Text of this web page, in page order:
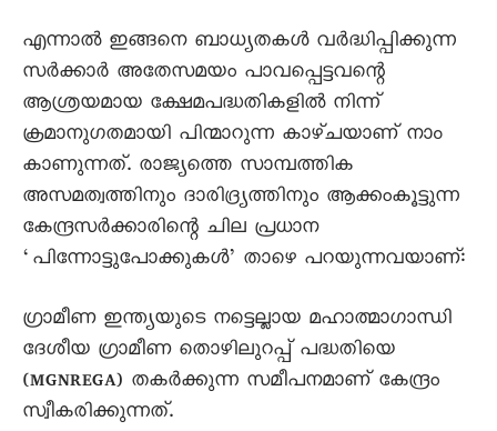
എന്നാൽ ഇങ്ങനെ ബാധ്യതകൾ വർദ്ധിപ്പിക്കുന്ന
സർക്കാർ അതേസമയം പാവപ്പെട്ടവന്റെ
ആശ്രയമായ ക്ഷേമപദ്ധതികളിൽ നിന്ന്
ക്രമാനുഗതമായി പിന്മാറുന്ന കാഴ്ചയാണ് നാം
കാണുന്നത്. രാജ്യത്തെ സാമ്പത്തിക
അസമത്വത്തിനും ദാരിദ്ര്യത്തിനും ആക്കംകൂട്ടുന്ന
കേന്ദ്രസർക്കാരിന്റെ ചില പ്രധാന
‘പിന്നോട്ടുപോക്കുകൾ’ താഴെ പറയുന്നവയാണ്:
ഗ്രാമീണ ഇന്ത്യയുടെ നട്ടെല്ലായ മഹാത്മാഗാന്ധി
ദേശീയ ഗ്രാമീണ തൊഴിലുറപ്പ് പദ്ധതിയെ
(MGNREGA) തകർക്കുന്ന സമീപനമാണ് കേന്ദ്രം
സ്വീകരിക്കുന്നത്.